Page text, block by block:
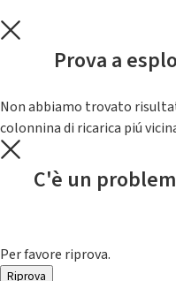
Prova a
Non abbiamo trovato
colonnina di ricarica piú
C'è un
Per favore riprova.
Riprova